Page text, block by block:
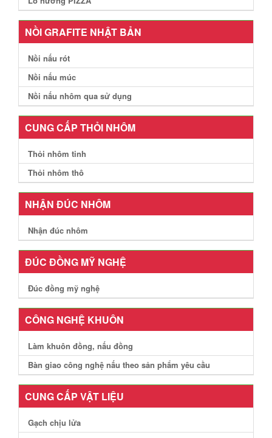
NỒI GRAFITE NHẬT BẢN
Nồi nấu rót
Nồi nấu múc
Nồi nấu nhôm qua sử dụng
CUNG CẤP THỎI NHÔM
Thỏi nhôm tinh
Thỏi nhôm thô
NHẬN ĐÚC NHÔM
Nhận đúc nhôm
ĐÚC ĐỒNG MỸ NGHỆ
Đúc đồng mỹ nghệ
CÔNG NGHỆ KHUÔN
Làm khuôn đồng, nấu đồng
Bàn giao công nghệ nấu theo sản phẩm yêu cầu
CUNG CẤP VẬT LIỆU
Gạch chịu lửa